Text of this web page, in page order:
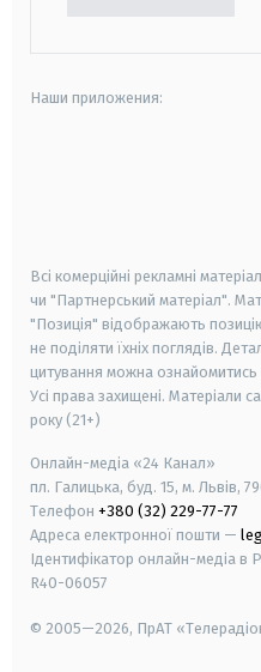
Наши приложения:
Всі комерційні рекламні
чи "Партнерський матеріал".
"Позиція" відображають
не поділяти їхніх поглядів.
цитування можна ознайомитись
Усі права захищені. Матеріали
року (21+)
Онлайн-медіа «24 Канал»
пл. Галицька, буд. 15, м. Львів,
Телефон +380 (32) 229-77-77
Адреса електронної пошти —
Ідентифікатор онлайн-медіа в
R40-06057
© 2005—2026, ПрАТ